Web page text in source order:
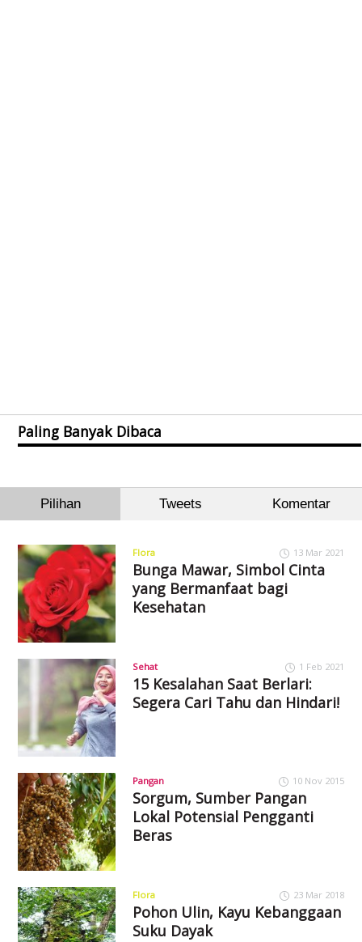
Paling Banyak Dibaca
Pilihan Tweets Komentar
Flora 13 Mar 2021
Bunga Mawar, Simbol Cinta
yang Bermanfaat bagi
Kesehatan
Sehat 1 Feb 2021
15 Kesalahan Saat Berlari:
Segera Cari Tahu dan Hindari!
Pangan 10 Nov 2015
Sorgum, Sumber Pangan
Lokal Potensial Pengganti
Beras
Flora 23 Mar 2018
Pohon Ulin, Kayu Kebanggaan
Suku Dayak